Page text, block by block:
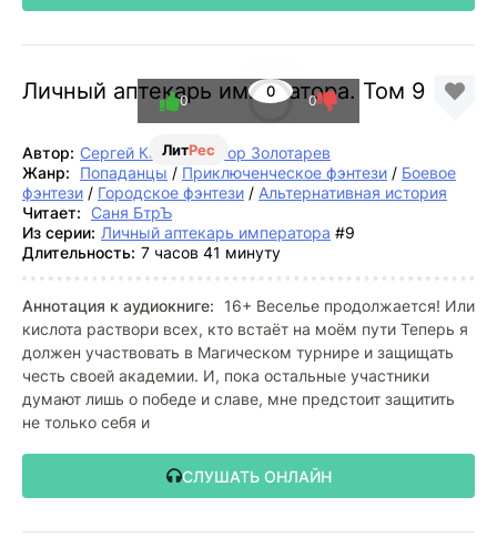
Личный аптекарь императора. Том 9
ЛитРес
0
0 0
Автор: Сергей Карелин,Егор Золотарев
Жанр:
Попаданцы / Приключенческое фэнтези / Боевое
фэнтези / Городское фэнтези / Альтернативная история
Читает: Саня БтрЪ
Из серии: Личный аптекарь императора #9
Длительность: 7 часов 41 минуту
Аннотация к аудиокниге:
16+ Веселье продолжается! Или
кислота раствори всех, кто встаёт на моём пути Теперь я
должен участвовать в Магическом турнире и защищать
честь своей академии. И, пока остальные участники
думают лишь о победе и славе, мне предстоит защитить
не только себя и
СЛУШАТЬ ОНЛАЙН